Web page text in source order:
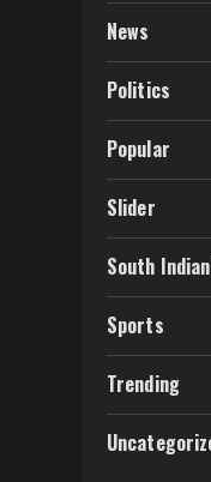
News
Politics
Popular
Slider
South
Sports
Trending